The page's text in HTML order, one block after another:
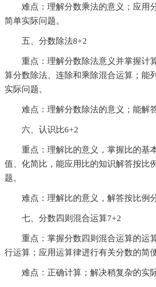
难点：理解分数乘法的意义；应用
简单实际问题。
五、分数除法8+2
重点：理解分数除法意义并掌握计
算分数除法、连除和乘除混合运算；能
实际问题。
难点：理解分数除法的意义；能解
六、认识比6+2
重点：理解比的意义，掌握比的基
值、化简比，能应用比的知识解答按比
题。
难点：理解比的意义，解答按比例
七、分数四则混合运算7+2
重点：掌握分数四则混合运算的运
行运算；应用运算律进行有关分数的简
难点：正确计算；解决稍复杂的实